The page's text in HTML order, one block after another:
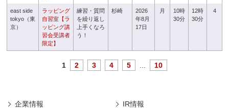
east side
tokyo（東
京）
ラッピング
自習室【ラ
ッピング講
習会受講者
限定】
練習・質問
を繰り返し
上手くなろ
う！
杉崎
2026
年8月
17日
月
10時
30分
12時
30分
4
1 2 3 4 5 10
企業情報 IR情報